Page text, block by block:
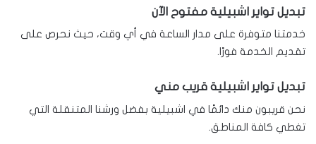
تبديل تواير اشبيلية مفتوح الآن
خدمتنا متوفرة على مدار الساعة في أي وقت، حيث نحرص على
تقديم الخدمة فورًا.
تبديل تواير اشبيلية قريب مني
نحن قريبون منك دائمًا في اشبيلية بفضل ورشنا المتنقلة التي
تغطي كافة المناطق.